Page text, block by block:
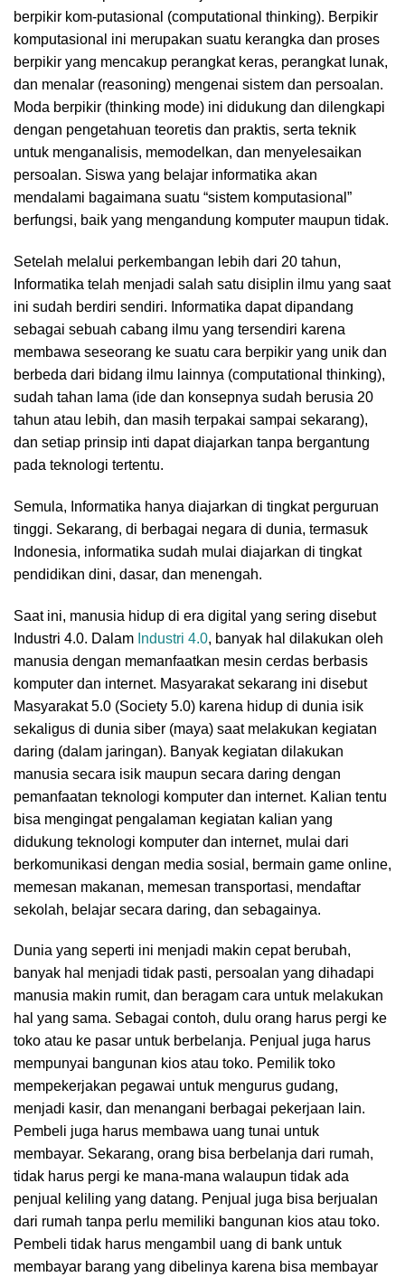
berpikir kom-putasional (computational thinking). Berpikir
komputasional ini merupakan suatu kerangka dan proses
berpikir yang mencakup perangkat keras, perangkat lunak,
dan menalar (reasoning) mengenai sistem dan persoalan.
Moda berpikir (thinking mode) ini didukung dan dilengkapi
dengan pengetahuan teoretis dan praktis, serta teknik
untuk menganalisis, memodelkan, dan menyelesaikan
persoalan. Siswa yang belajar informatika akan
mendalami bagaimana suatu “sistem komputasional”
berfungsi, baik yang mengandung komputer maupun tidak.
Setelah melalui perkembangan lebih dari 20 tahun,
Informatika telah menjadi salah satu disiplin ilmu yang saat
ini sudah berdiri sendiri. Informatika dapat dipandang
sebagai sebuah cabang ilmu yang tersendiri karena
membawa seseorang ke suatu cara berpikir yang unik dan
berbeda dari bidang ilmu lainnya (computational thinking),
sudah tahan lama (ide dan konsepnya sudah berusia 20
tahun atau lebih, dan masih terpakai sampai sekarang),
dan setiap prinsip inti dapat diajarkan tanpa bergantung
pada teknologi tertentu.
Semula, Informatika hanya diajarkan di tingkat perguruan
tinggi. Sekarang, di berbagai negara di dunia, termasuk
Indonesia, informatika sudah mulai diajarkan di tingkat
pendidikan dini, dasar, dan menengah.
Saat ini, manusia hidup di era digital yang sering disebut
Industri 4.0. Dalam Industri 4.0, banyak hal dilakukan oleh
manusia dengan memanfaatkan mesin cerdas berbasis
komputer dan internet. Masyarakat sekarang ini disebut
Masyarakat 5.0 (Society 5.0) karena hidup di dunia isik
sekaligus di dunia siber (maya) saat melakukan kegiatan
daring (dalam jaringan). Banyak kegiatan dilakukan
manusia secara isik maupun secara daring dengan
pemanfaatan teknologi komputer dan internet. Kalian tentu
bisa mengingat pengalaman kegiatan kalian yang
didukung teknologi komputer dan internet, mulai dari
berkomunikasi dengan media sosial, bermain game online,
memesan makanan, memesan transportasi, mendaftar
sekolah, belajar secara daring, dan sebagainya.
Dunia yang seperti ini menjadi makin cepat berubah,
banyak hal menjadi tidak pasti, persoalan yang dihadapi
manusia makin rumit, dan beragam cara untuk melakukan
hal yang sama. Sebagai contoh, dulu orang harus pergi ke
toko atau ke pasar untuk berbelanja. Penjual juga harus
mempunyai bangunan kios atau toko. Pemilik toko
mempekerjakan pegawai untuk mengurus gudang,
menjadi kasir, dan menangani berbagai pekerjaan lain.
Pembeli juga harus membawa uang tunai untuk
membayar. Sekarang, orang bisa berbelanja dari rumah,
tidak harus pergi ke mana-mana walaupun tidak ada
penjual keliling yang datang. Penjual juga bisa berjualan
dari rumah tanpa perlu memiliki bangunan kios atau toko.
Pembeli tidak harus mengambil uang di bank untuk
membayar barang yang dibelinya karena bisa membayar